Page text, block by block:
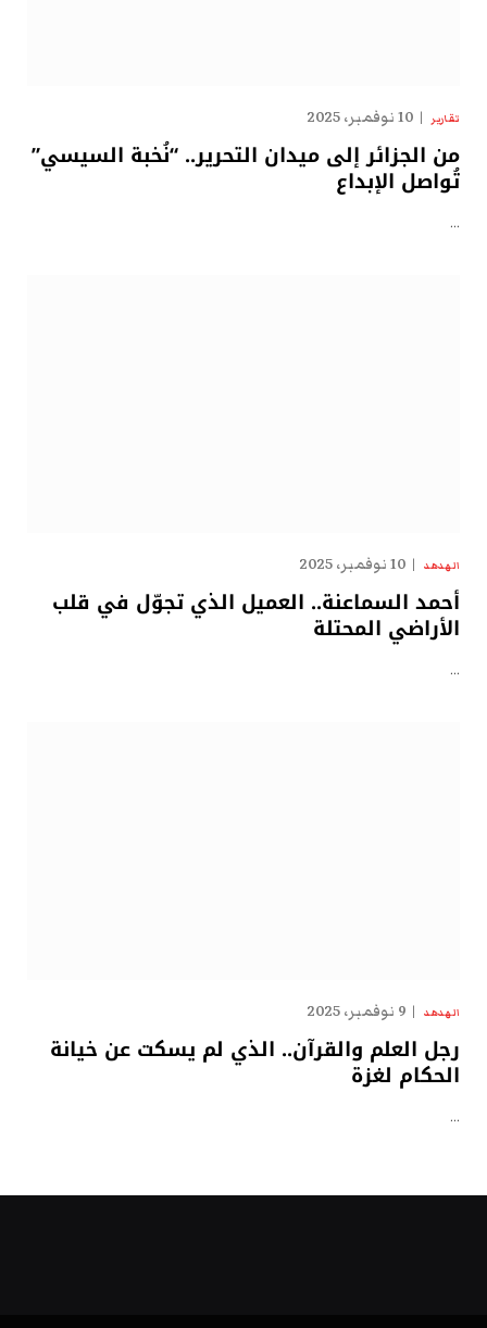
تقارير 10 نوفمبر، 2025
من الجزائر إلى ميدان التحرير.. “نُخبة السيسي”
تُواصل الإبداع
…
الهدهد 10 نوفمبر، 2025
أحمد السماعنة.. العميل الذي تجوّل في قلب
الأراضي المحتلة
…
الهدهد 9 نوفمبر، 2025
رجل العلم والقرآن.. الذي لم يسكت عن خيانة
الحكام لغزة
…